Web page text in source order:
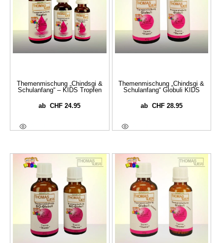
Themenmischung „Chindsgi &
Schulanfang“ – KIDS Tropfen
abCHF 24.95
Themenmischung „Chindsgi &
Schulanfang“ Globuli KIDS
ab CHF28.95